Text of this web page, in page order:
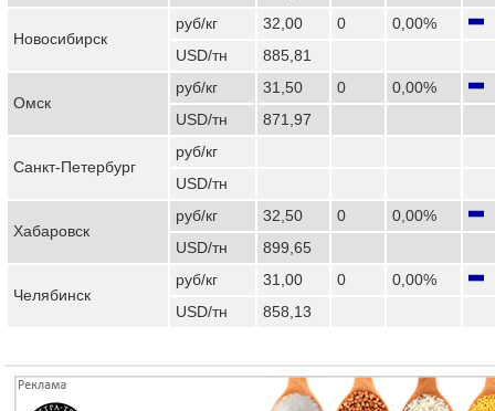
Новосибирск
руб/кг 32,00 0
0,00%
USD/тн
885,81
Омск
руб/кг 31,50 0
0,00%
USD/тн
871,97
Санкт-Петербург
руб/кг
USD/тн
Хабаровск
руб/кг 32,50 0
0,00%
USD/тн
899,65
Челябинск
руб/кг 31,00 0
0,00%
USD/тн
858,13